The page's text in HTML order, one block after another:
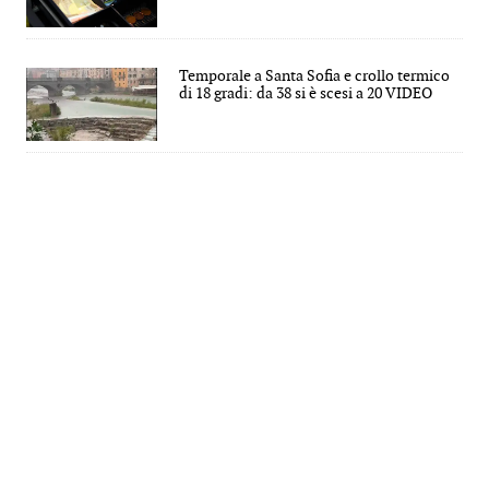
Temporale a Santa Sofia e crollo termico
di 18 gradi: da 38 si è scesi a 20 VIDEO